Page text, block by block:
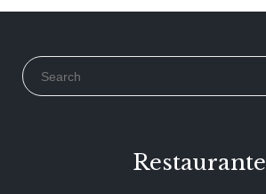
Search for:
Restaurante